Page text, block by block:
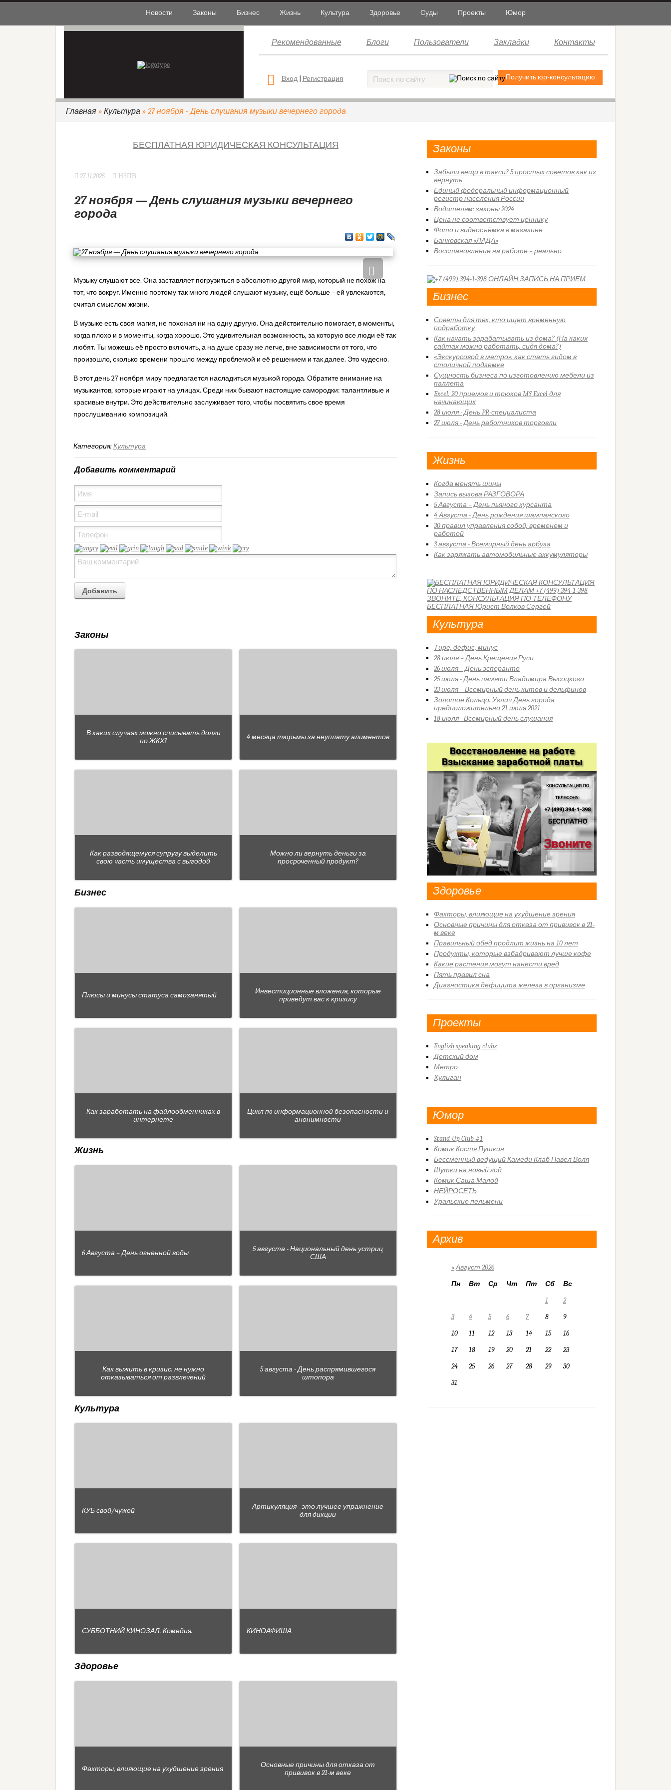
Новости Законы Бизнес Жизнь Культура Здоровье Суды Проекты Юмор
Рекомендованные Блоги Пользователи Закладки Контакты
Вход| Регистрация Получить юр-консультацию
Главная » Культура » 27 ноября - День слушания музыки вечернего города
БЕСПЛАТНАЯ ЮРИДИЧЕСКАЯ КОНСУЛЬТАЦИЯ
27.11.2025 НЗПВ
27 ноября — День слушания музыки вечернего
города
Музыку слушают все. Она заставляет погрузиться в абсолютно другой мир, который не похож на
тот, что вокруг. Именно поэтому так много людей слушают музыку, ещё больше – ей увлекаются,
считая смыслом жизни.
В музыке есть своя магия, не похожая ни на одну другую. Она действительно помогает, в моменты,
когда плохо и в моменты, когда хорошо. Это удивительная возможность, за которую все люди её так
любят. Ты можешь её просто включить, а на душе сразу же легче, вне зависимости от того, что
произошло, сколько времени прошло между проблемой и её решением и так далее. Это чудесно.
В этот день 27 ноября миру предлагается насладиться музыкой города. Обратите внимание на
музыкантов, которые играют на улицах. Среди них бывают настоящие самородки: талантливые и
красивые внутри. Это действительно заслуживает того, чтобы посвятить свое время
прослушиванию композиций.
Категория: Культура
Добавить комментарий
Законы
В каких случаях можно списывать долги
по ЖКХ?
4 месяца тюрьмы за неуплату алиментов
Как разводящемуся супругу выделить
свою часть имущества с выгодой
Можно ли вернуть деньги за
просроченный продукт?
Бизнес
Плюсы и минусы статуса самозанятый
Инвестиционные вложения, которые
приведут вас к кризису
Как заработать на файлообменниках в
интернете
Цикл пo информационной безопасности и
анонимности
Жизнь
6 Августа – День огненной воды
5 августа - Национальный день устриц
США
Как выжить в кризис: не нужно
отказываться от развлечений
5 августа - День распрямившегося
штопора
Культура
КУБ свой/чужой
Артикуляция - это лучшее упражнение
для дикции
СУББОТНИЙ КИНОЗАЛ. Комедия. КИНОАФИША
Здоровье
Факторы, влияющие на ухудшение зрения
Основные причины для отказа от
прививок в 21-м веке
Законы
Забыли вещи в такси? 5 простых советов как их
вернуть
Единый федеральный информационный
регистр населения России
Водителям: законы 2024
Цена не соответствует ценнику
Фото и видеосъёмка в магазине
Банковская «ЛАДА»
Восстановление на работе – реально
Бизнес
Советы для тех, кто ищет временную
подработку
Как начать зарабатывать из дома? (На каких
сайтах можно работать, сидя дома?)
«Экскурсовод в метро»: как стать гидом в
столичной подземке
Сущность бизнеса по изготовлению мебели из
паллета
Excel: 20 приемов и трюков MS Excel для
начинающих
28 июля - День PR-специалиста
27 июля - День работников торговли
Жизнь
Когда менять шины
Запись вызова РАЗГОВОРА
5 Августа – День пьяного курсанта
4 Августа - День рождения шампанского
30 правил управления собой, временем и
работой
3 августа - Всемирный день арбуза
Как заряжать автомобильные аккумуляторы
Культура
Тире, дефис, минус
28 июля – День Крещения Руси
26 июля – День эсперанто
25 июля - День памяти Владимира Высоцкого
23 июля – Всемирный день китов и дельфинов
Золотое Кольцо. Углич День города
предположительно 21 июля 2021
18 июля - Всемирный день слушания
Здоровье
Факторы, влияющие на ухудшение зрения
Основные причины для отказа от прививок в 21-
м веке
Правильный обед продлит жизнь на 10 лет
Продукты, которые взбадривают лучше кофе
Какие растения могут нанести вред
Пять правил сна
Диагностика дефицита железа в организме
Проекты
English speaking clubs
Детский дом
Метро
Хулиган
Юмор
Stand-Up Club #1
Комик Костя Пушкин
Бессменный ведущий Камеди Клаб Павел Воля
Шутки на новый год
Комик Саша Малой
НЕЙРОСЕТЬ
Уральские пельмени
Архив
«Август 2026
Пн
Вт Ср Чт Пт Сб
Вс
1
2
3
4 5 6 7 8
9
10
11 12 13 14 15
16
17
18 19 20 21 22
23
24
25 26 27 28 29
30
31